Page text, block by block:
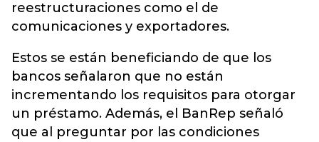
reestructuraciones como el de
comunicaciones y exportadores.
Estos se están beneficiando de que los
bancos señalaron que no están
incrementando los requisitos para otorgar
un préstamo. Además, el BanRep señaló
que al preguntar por las condiciones